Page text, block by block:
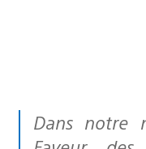
Dans notre mode de jeu exclusif,